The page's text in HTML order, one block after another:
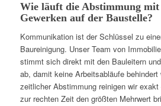
Wie läuft die Abstimmung mit
Gewerken auf der Baustelle?
Kommunikation ist der Schlüssel zu
Baureinigung. Unser Team von
stimmt sich direkt mit den Bauleitern
ab, damit keine Arbeitsabläufe behindert
zeitlicher Abstimmung reinigen wir
zur rechten Zeit den größten Mehrwert